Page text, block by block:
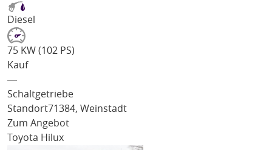
Diesel
75 KW (102 PS)
Kauf
―
Schaltgetriebe
Standort71384, Weinstadt
Zum Angebot
Toyota Hilux